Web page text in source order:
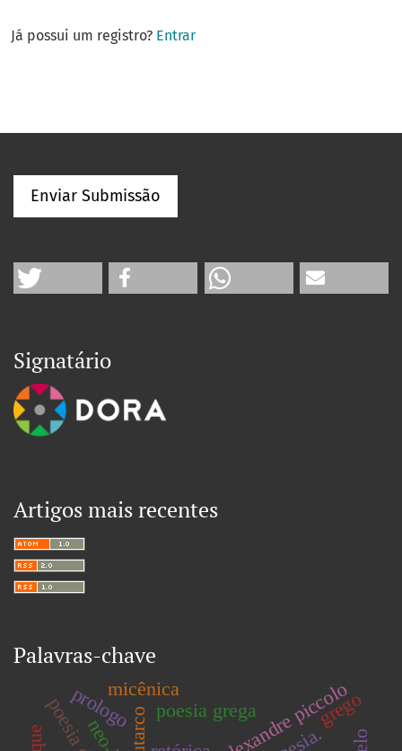
Já possui um registro? Entrar
Enviar Submissão
Signatário
Artigos mais recentes
Palavras-chave
poesia grega
prologo grego
micênica